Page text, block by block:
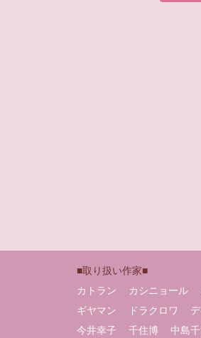
■取り扱い作家■
カトラン
カシニョール
ギヤマン
ドラクロワ
今井幸子
千住博 中島